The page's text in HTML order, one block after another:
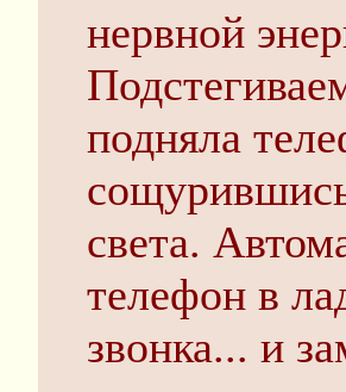
нервной
подняла
света.
телефон в
звонка... и